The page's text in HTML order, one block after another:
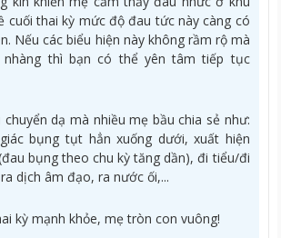
cuối thai kỳ mức độ đau tức này càng có
Nếu các biểu hiện này không rầm rộ mà
thì bạn có thể yên tâm tiếp tục
dạ mà nhiều mẹ bầu chia sẻ như:
bụng tụt hẳn xuống dưới, xuất hiện
bụng theo chu kỳ tăng dần), đi tiểu/đi
dịch âm đạo, ra nước ối,...
kỳ mạnh khỏe, mẹ tròn con vuông!